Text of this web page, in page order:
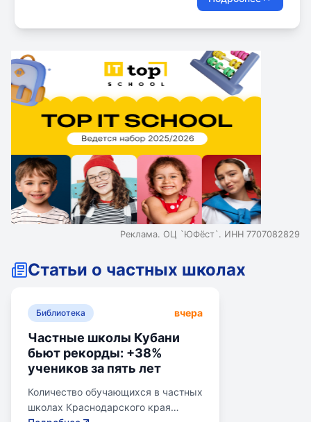
Реклама. ОЦ `ЮФёст`. ИНН 7707082829
Статьи о частных школах
Библиотека вчера
Частные школы Кубани
бьют рекорды: +38%
учеников за пять лет
Количество обучающихся в частных
школах Краснодарского края